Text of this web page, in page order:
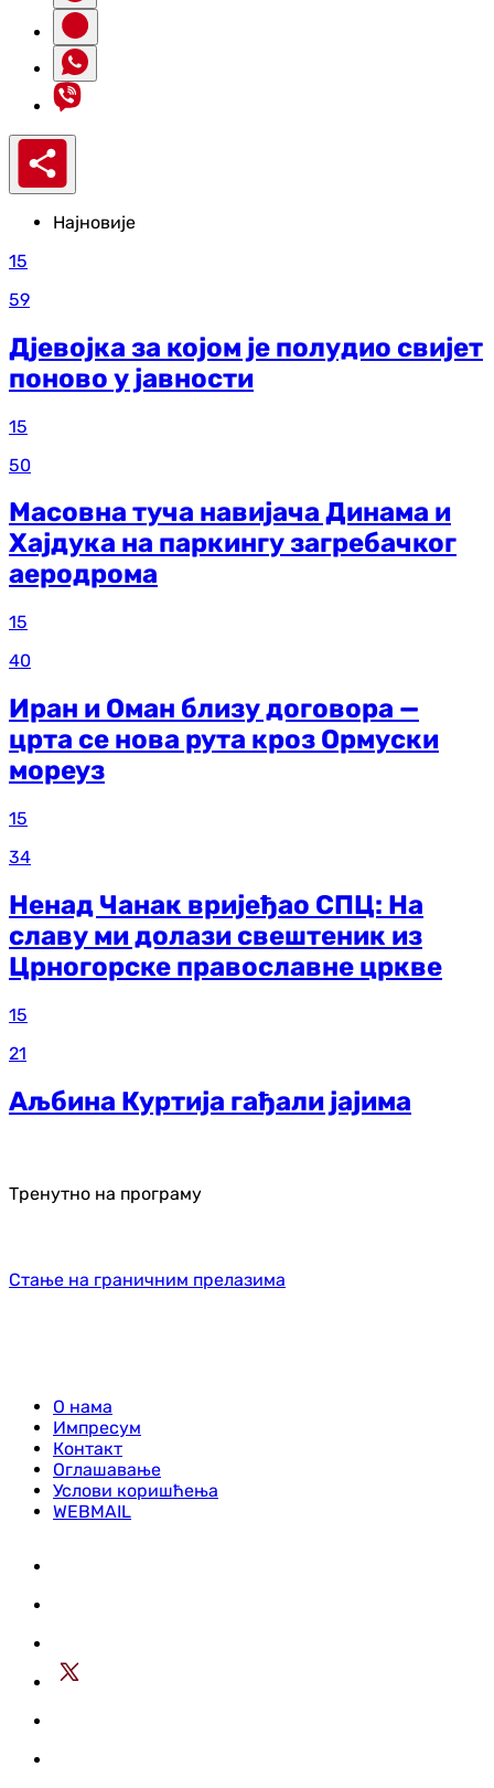
Најновије
15
59
Дјевојка за којом је полудио свијет
поново у јавности
15
50
Масовна туча навијача Динама и
Хајдука на паркингу загребачког
аеродрома
15
40
Иран и Оман близу договора —
црта се нова рута кроз Ормуски
мореуз
15
34
Ненад Чанак вријеђао СПЦ: На
славу ми долази свештеник из
Црногорске православне цркве
15
21
Аљбина Куртија гађали јајима
Тренутно на програму
Стање на граничним прелазима
О нама
Импресум
Контакт
Оглашавање
Услови коришћења
WEBMAIL